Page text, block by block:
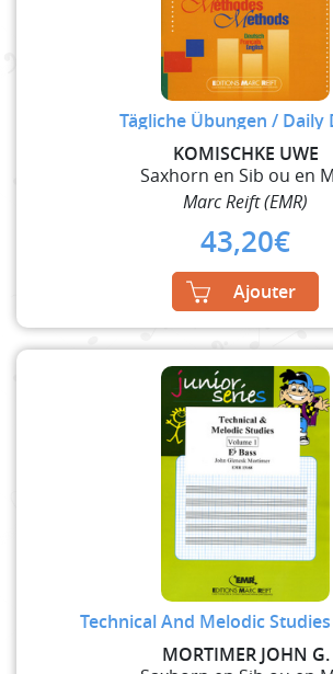
Tägliche Übungen / Daily
KOMISCHKE UWE
Saxhorn en Sib ou en
Marc Reift (EMR)
43,20€
Ajouter
Technical And Melodic Studies
MORTIMER JOHN G.